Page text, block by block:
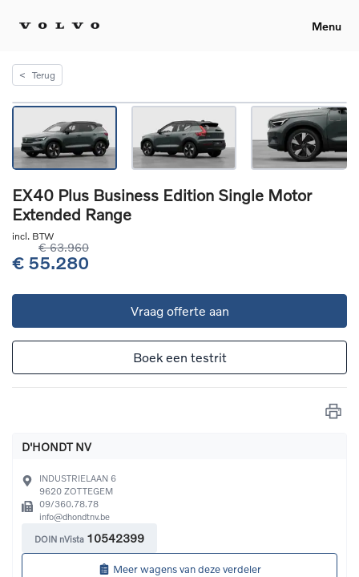
Menu
< Terug
EX40 Plus Business Edition Single Motor
Extended Range
incl. BTW
€ 63.960
€ 55.280
Vraag offerte aan
Boek een testrit
D'HONDT NV
INDUSTRIELAAN 6
9620 ZOTTEGEM
09/360.78.78
info@dhondtnv.be
DOIN nVista 10542399
Meer wagens van deze verdeler